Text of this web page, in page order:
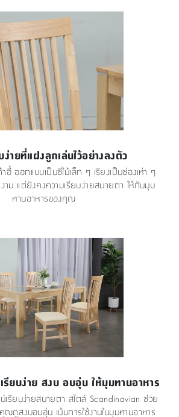
ง่ายที่แฝงลูกเล่นไว้อย่างลงตัว
อี้ ออกแบบเป็นซี่ไม้เล็ก ๆ เรียงเป็นช่องเท่า ๆ
าม แต่ยังคงความเรียบง่ายสบายตา ให้กับมุม
ทานอาหารของคุณ
รียบง่าย สงบ อบอุ่น ให้มุมทานอาหาร
น์เรียบง่ายสบายตา สไตล์ Scandinavian ช่วย
ณดูสงบอบอุ่น เน้นการใช้งานในมุมทานอาหาร